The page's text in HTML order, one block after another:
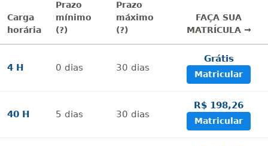
Carga
horária
Prazo
mínimo
(?)
Prazo
máximo
(?)
FAÇA SUA
MATRÍCULA →
4 H 0 dias 30 dias
Grátis
Matricular
40 H 5 dias 30 dias
R$ 198,26
Matricular